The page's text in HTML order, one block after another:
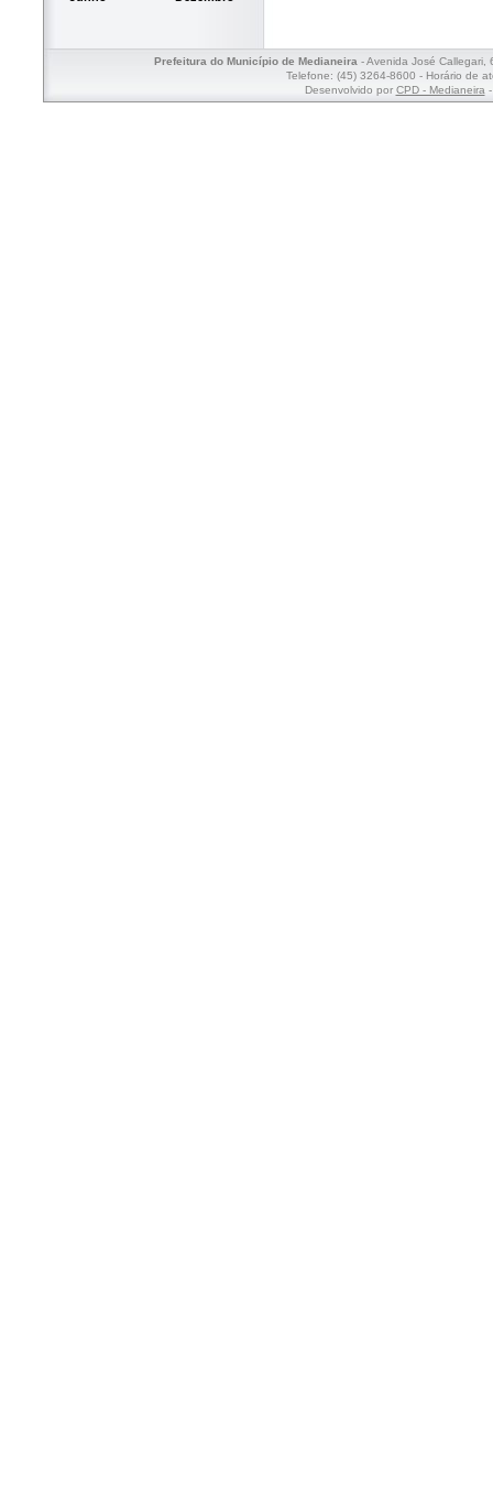
Prefeitura do Município de Medianeira- Avenida José Callegari,
Telefone: (45) 3264-8600 - Horário de
Desenvolvido por CPD - Medianeira-